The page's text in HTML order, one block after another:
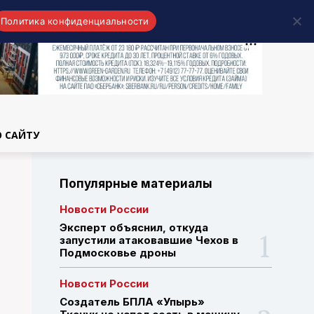
САЙТУ
Популярные материалы
Новости России
Эксперт объяснил, откуда
запустили атаковавшие Чехов в
Подмосковье дроны
Новости России
Создатель БПЛА «Упырь»
Политика конфиденциальности